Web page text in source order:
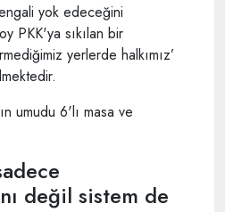
yok edeceğini
PKK'ya sıkılan bir
yerlerde halkımız’
değil sistem de